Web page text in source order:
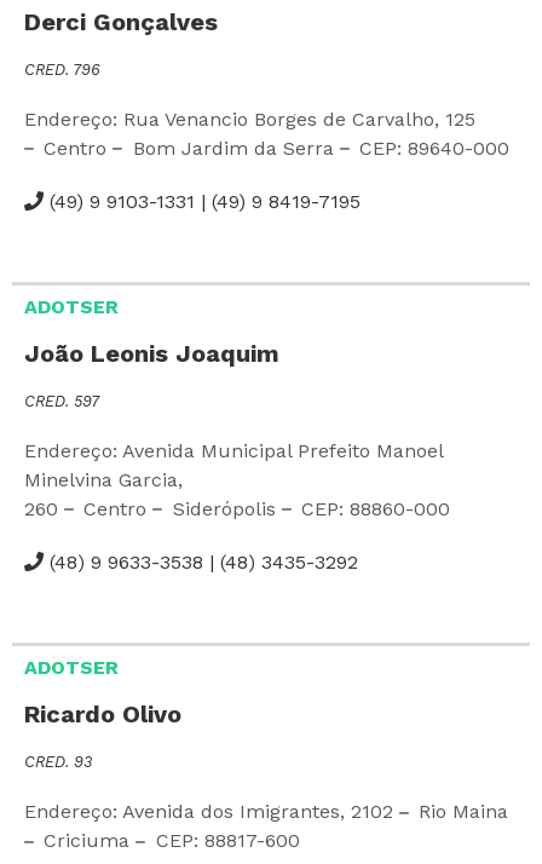
Derci Gonçalves
CRED. 796
Endereço: Rua Venancio Borges de Carvalho, 125
Centro
Bom Jardim da Serra CEP: 89640-000
(49) 9 9103-1331 | (49) 9 8419-7195
ADOTSER
João Leonis Joaquim
CRED. 597
Endereço: Avenida Municipal Prefeito Manoel
Minelvina Garcia,
260
Centro Siderópolis CEP: 88860-000
(48) 9 9633-3538 | (48) 3435-3292
ADOTSER
Ricardo Olivo
CRED. 93
Endereço: Avenida dos Imigrantes, 2102
Rio Maina
Criciuma
CEP: 88817-600